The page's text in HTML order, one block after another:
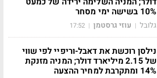
10% בשישה ימי מסחר
גלובל | עוזי גרסטמן |
17:52
נילסן רוכשת את דאבל-וריפיי לפי שווי
של 2.15 מיליארד דולר; המניה מזנקת
14% ומתקרבת למחיר ההצעה